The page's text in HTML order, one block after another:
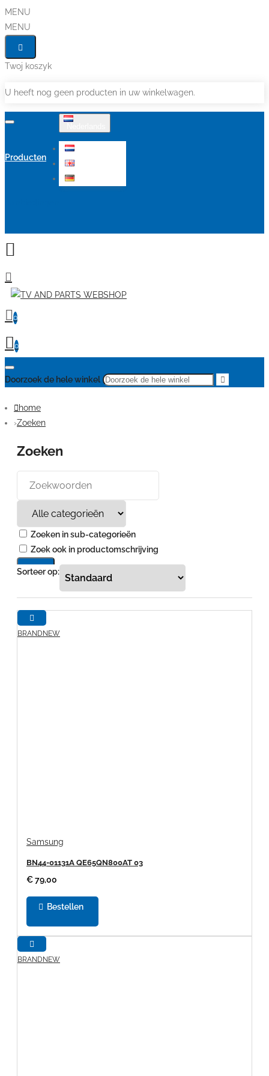
MENU
MENU
Twoj koszyk
U heeft nog geen producten in uw winkelwagen.
Producten
0
0
Doorzoek de hele winkel
home
Zoeken
Zoeken
Zoeken in sub-categorieën
Zoek ook in productomschrijving
Zoek
Sorteer op:
BRANDNEW
Samsung
BN44-01131A QE65QN800AT 03
€ 79,00
Bestellen
BRANDNEW